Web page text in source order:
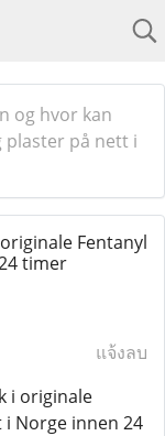
og hvor kan
plaster på nett i
Fentanyl
timer
แจ้งลบ
i originale
Norge innen 24